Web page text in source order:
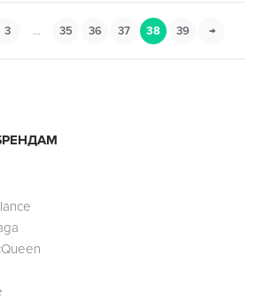
3 … 35 36 37 38 39 →